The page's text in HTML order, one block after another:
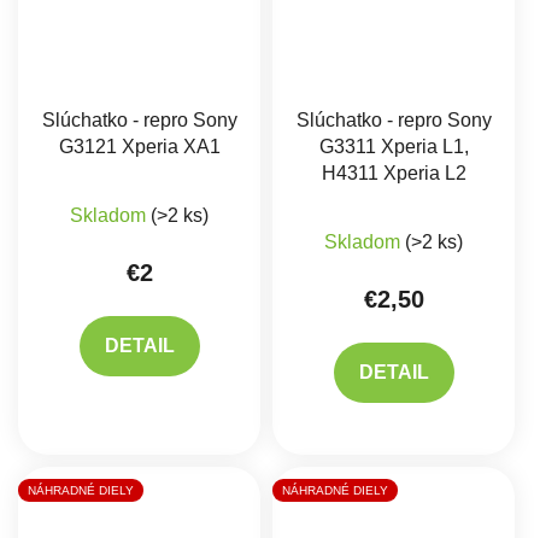
Slúchatko - repro Sony
G3121 Xperia XA1
Skladom (>2 ks)
€2
DETAIL
Slúchatko - repro Sony
G3311 Xperia L1,
H4311 Xperia L2
Skladom (>2 ks)
€2,50
DETAIL
NÁHRADNÉ DIELY NÁHRADNÉ DIELY